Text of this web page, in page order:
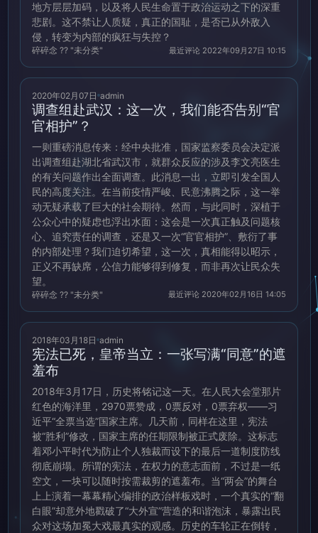
地方层层加码，以及将人民生命置于政治运动之下的深重
悲剧。这不禁让人质疑，真正的国耻，是否已从外敌入
侵，转变为内部的疯狂与失控？
碎碎念 ?? "未分类" 最近评论 2022年09月27日 10:15
2020年02月07日 admin
调查组赴武汉：这一次，我们能否告别“官
官相护”？
一则重磅消息传来：经中央批准，国家监察委员会决定派
出调查组赴湖北省武汉市，就群众反应的涉及李文亮医生
的有关问题作出全面调查。此消息一出，立即引发全国人
民的高度关注。在当前疫情严峻、民意沸腾之际，这一举
动无疑承载了巨大的社会期待。然而，与此同时，深植于
公众心中的疑虑也浮出水面：这会是一次真正触及问题核
心、追究责任的调查，还是又一次“官官相护”、敷衍了事
的内部处理？我们迫切希望，这一次，真相能得以昭示，
正义不再缺席，公信力能够得到修复，而非再次让民众失
望。
碎碎念 ?? "未分类" 最近评论 2020年02月16日 14:05
2018年03月18日 admin
宪法已死，皇帝当立：一张写满“同意”的遮
羞布
2018年3月17日，历史将铭记这一天。在人民大会堂那片
红色的海洋里，2970票赞成，0票反对，0票弃权——习
近平“全票当选”国家主席。几天前，同样在这里，宪法
被“胜利”修改，国家主席的任期限制被正式废除。这标志
着邓小平时代为防止个人独裁而设下的最后一道制度防线
彻底崩塌。所谓的宪法，在权力的意志面前，不过是一纸
空文，一块可以随时按需裁剪的遮羞布。当“两会”的舞台
上上演着一幕幕精心编排的政治样板戏时，一个真实的“翻
白眼”却意外地戳破了“大外宣”营造的和谐泡沫，暴露出民
众对这场加冕大戏最真实的观感。历史的车轮正在倒转，